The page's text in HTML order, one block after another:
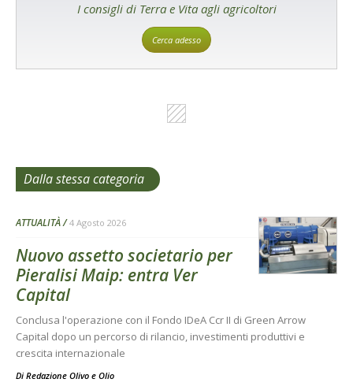
I consigli di Terra e Vita agli agricoltori
Cerca adesso
Dalla stessa categoria
ATTUALITÀ 4 Agosto 2026
Nuovo assetto societario per
Pieralisi Maip: entra Ver
Capital
Conclusa l'operazione con il Fondo IDeA Ccr II di Green Arrow
Capital dopo un percorso di rilancio, investimenti produttivi e
crescita internazionale
Di Redazione Olivo e Olio